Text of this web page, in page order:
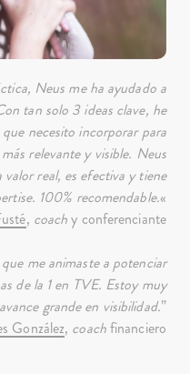
Neus me ha ayudado a
tan solo 3 ideas clave, he
necesito incorporar para
relevante y visible. Neus
real, es efectiva y tiene
100% recomendable.«
, coachy conferenciante
me animaste a potenciar
de la 1 en TVE. Estoy muy
grande en visibilidad.”
González, coachfinanciero